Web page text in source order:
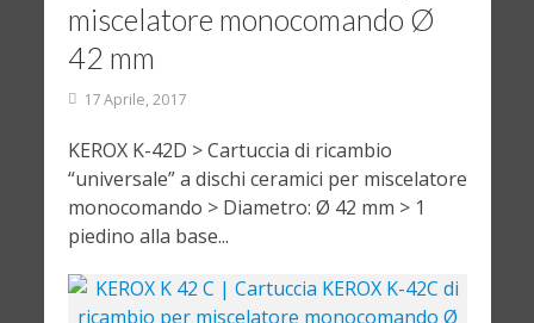
miscelatore monocomando Ø
42 mm
17 Aprile, 2017
KEROX K-42D > Cartuccia di ricambio
“universale” a dischi ceramici per miscelatore
monocomando > Diametro: Ø 42 mm > 1
piedino alla base...